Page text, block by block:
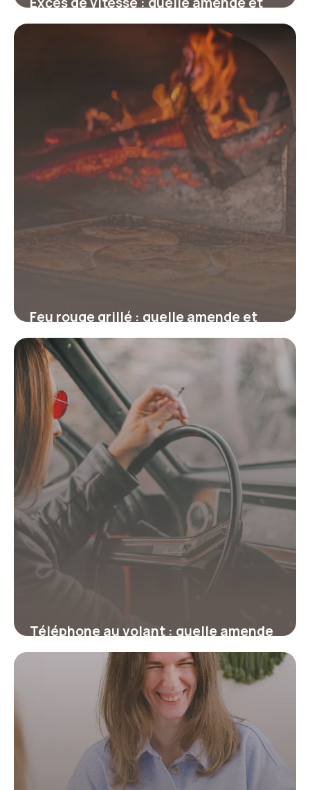
combien de points selon le
Feu rouge grillé : quelle amende et
combien de points ?
17 juillet 2026
Téléphone au volant : quelle amende
et combien de points ?